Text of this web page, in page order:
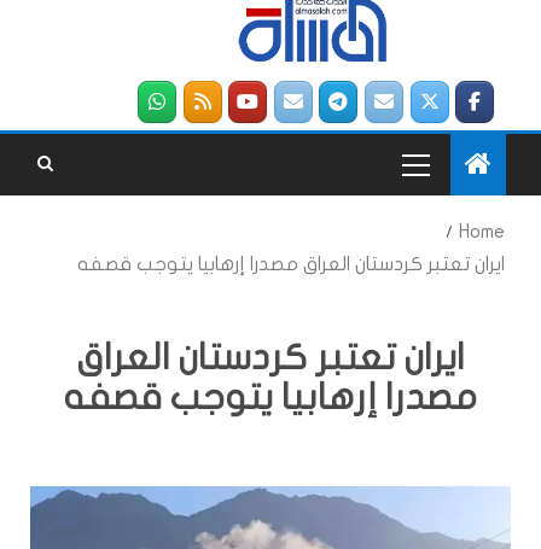
Home
ايران تعتبر كردستان العراق مصدرا إرهابيا يتوجب قصفه
ايران تعتبر كردستان العراق
مصدرا إرهابيا يتوجب قصفه